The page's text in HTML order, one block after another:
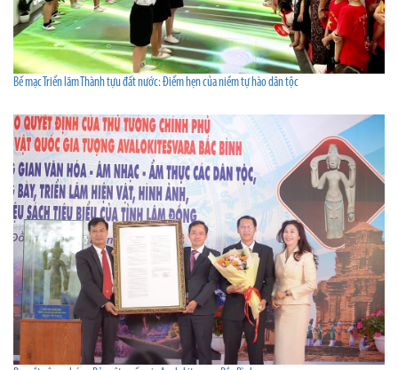
Bế mạc Triển lãm Thành tựu đất nước: Điểm hẹn của niềm tự hào dân tộc